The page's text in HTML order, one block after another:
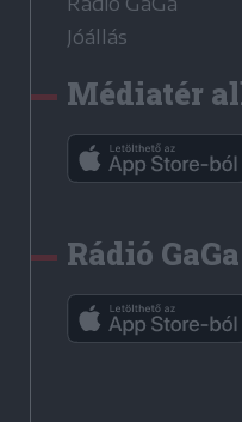
Jóállás
Médiatér
Rádió